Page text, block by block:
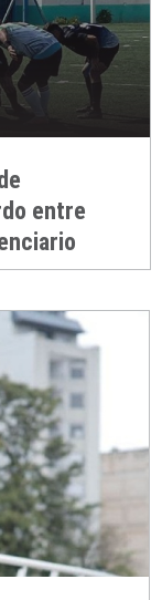
entre